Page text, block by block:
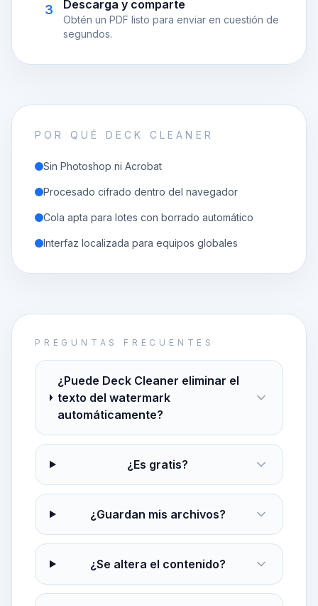
3 Descarga y comparte
Obtén un PDF listo para enviar en cuestión de
segundos.
POR QUÉ DECK CLEANER
Sin Photoshop ni Acrobat
Procesado cifrado dentro del navegador
Cola apta para lotes con borrado automático
Interfaz localizada para equipos globales
PREGUNTAS FRECUENTES
¿Puede Deck Cleaner eliminar el
texto del watermark
automáticamente?
¿Es gratis?
¿Guardan mis archivos?
¿Se altera el contenido?